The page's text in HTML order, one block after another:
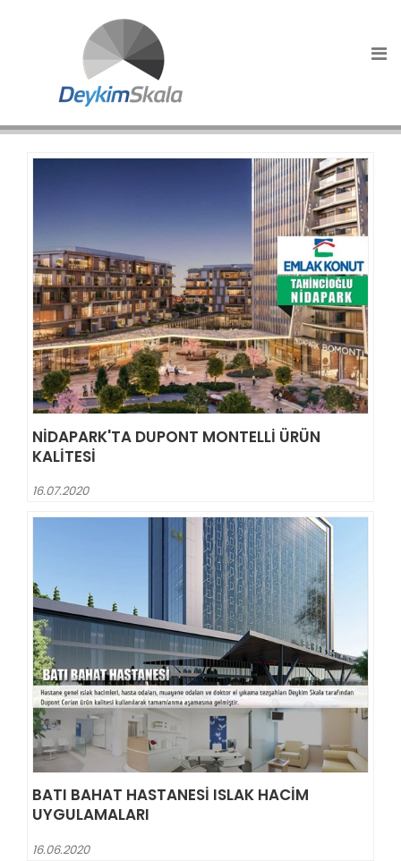
HABERLER
NİDAPARK'TA DUPONT MONTELLI ÜRÜN
KALITESI
16.07.2020
BATI BAHAT HASTANESI ISLAK HACIM
UYGULAMALARI
16.06.2020